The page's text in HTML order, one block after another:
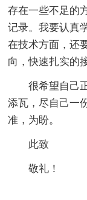
存在一些不足的
记录。我要认真
在技术方面，还
向，快速扎实的
很希望自己
添瓦，尽自己一
准，为盼。
此致
敬礼！